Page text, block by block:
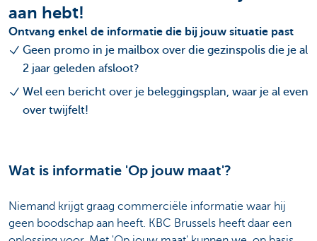
aan hebt!
Ontvang enkel de informatie die bij jouw situatie past
Geen promo in je mailbox over die gezinspolis die je al
2 jaar geleden afsloot?
Wel een bericht over je beleggingsplan, waar je al even
over twijfelt!
Wat is informatie 'Op jouw maat'?
Niemand krijgt graag commerciële informatie waar hij
geen boodschap aan heeft. KBC Brussels heeft daar een